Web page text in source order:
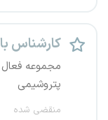
کارشناس
مجموعه
پتروشیمی
منقضی شده